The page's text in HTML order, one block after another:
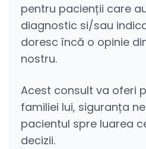
pentru pacienții care
diagnostic si/sau
doresc încă o opinie
nostru.
Acest consult va oferi
familiei lui, siguranța
pacientul spre luarea
decizii.